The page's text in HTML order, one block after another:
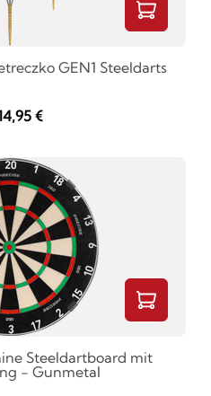
GEN1 Steeldarts
€
Steeldartboard mit
- Gunmetal